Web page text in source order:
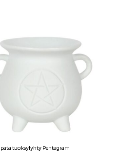
tuoksylyhty Pentagram